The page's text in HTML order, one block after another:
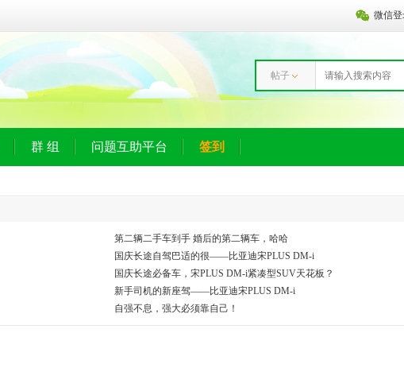
微信
帖子
群 组 问题互助平台 签到
第二辆二手车到手 婚后的第二辆车，哈哈
国庆长途自驾巴适的很——比亚迪宋PLUS DM-i
国庆长途必备车，宋PLUS DM-i紧凑型SUV天花板？
新手司机的新座驾——比亚迪宋PLUS DM-i
自强不息，强大必须靠自己！